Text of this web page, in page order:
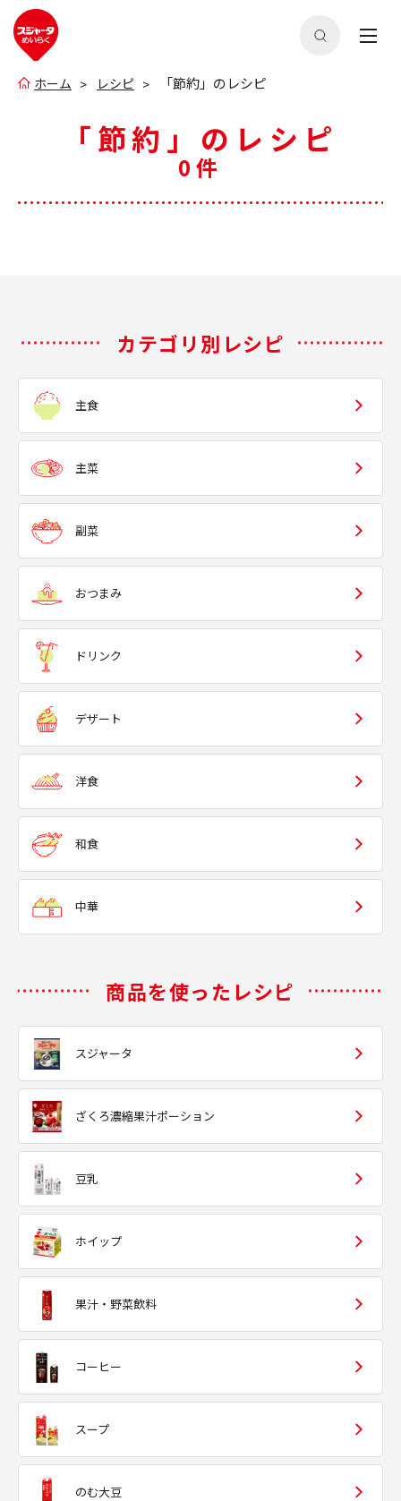
ホーム レシピ 「節約」のレシピ
「節約」のレシピ
0件
カテゴリ別レシピ
主食
主菜
副菜
おつまみ
ドリンク
デザート
洋食
和食
中華
商品を使ったレシピ
スジャータ
ざくろ濃縮果汁ポーション
豆乳
ホイップ
果汁・野菜飲料
コーヒー
スープ
のむ大豆